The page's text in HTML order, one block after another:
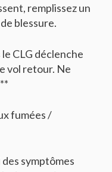
remplissez un
blessure.
CLG déclenche
vol retour. Ne
fumées /
symptômes